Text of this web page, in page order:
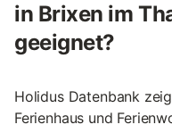
in Brixen im
geeignet?
Holidus Datenbank
Ferienhaus und